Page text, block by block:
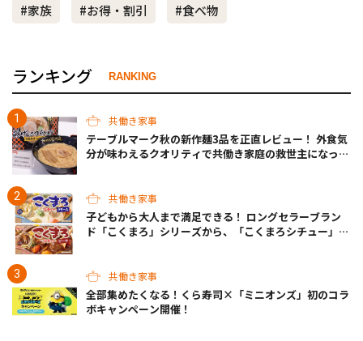
#家族
#お得・割引 #食べ物
ランキング RANKING
共働き家事
テーブルマーク秋の新作麺3品を正直レビュー！ 外食気
分が味わえるクオリティで共働き家庭の救世主になって
共働き家事
子どもから大人まで満足できる！ ロングセラーブラン
ド「こくまろ」シリーズから、「こくまろシチュー」＜
共働き家事
全部集めたくなる！くら寿司×「ミニオンズ」初のコラ
ボキャンペーン開催！